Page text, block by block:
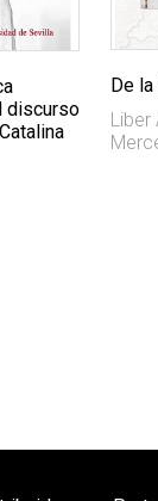
discurso
De
Liber